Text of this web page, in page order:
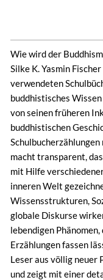
Wie wird der
Silke K. Yasmin
verwendeten
buddhistisches
von seinen früheren
buddhistischen
macht transparent,
mit Hilfe
inneren Welt
Wissensstrukturen,
globale Diskurse
lebendigen
Erzählungen fassen
Leser aus völlig neuer
und zeigt mit einer